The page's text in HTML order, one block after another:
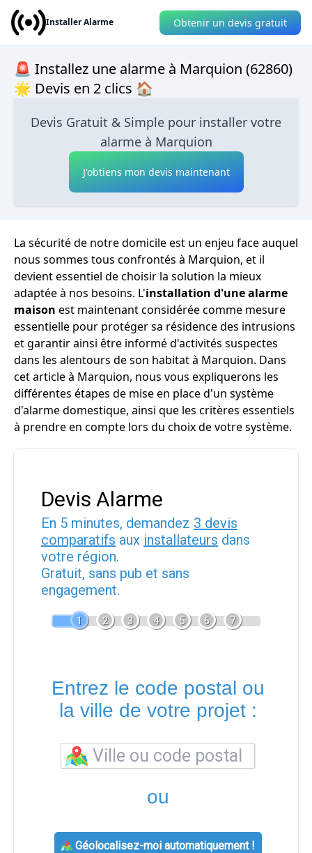
Installer Alarme Obtenir un devis gratuit
🚨 Installez une alarme à Marquion (62860)
🌟 Devis en 2 clics 🏠
Devis Gratuit & Simple pour installer votre
alarme à Marquion
J'obtiens mon devis maintenant
La sécurité de notre domicile est un enjeu face auquel
nous sommes tous confrontés à Marquion, et il
devient essentiel de choisir la solution la mieux
adaptée à nos besoins. L'installation d'une alarme
maison est maintenant considérée comme mesure
essentielle pour protéger sa résidence des intrusions
et garantir ainsi être informé d'activités suspectes
dans les alentours de son habitat à Marquion. Dans
cet article à Marquion, nous vous expliquerons les
différentes étapes de mise en place d'un système
d'alarme domestique, ainsi que les critères essentiels
à prendre en compte lors du choix de votre système.
Devis Alarme
En 5 minutes, demandez 3 devis
comparatifs aux installateurs dans
votre région.
Gratuit, sans pub et sans
engagement.
1 2 3 4 5 6 7
Entrez le code postal ou
la ville de votre projet :
ou
Géolocalisez-moi automatiquement !